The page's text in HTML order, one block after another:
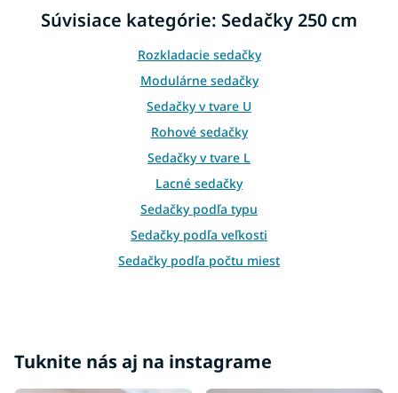
e
r
k
y
ý
p
s
u
i
e
Súvisiace kategórie: Sedačky 250 cm
Rozkladacie sedačky
Modulárne sedačky
Sedačky v tvare U
Rohové sedačky
Sedačky v tvare L
Lacné sedačky
Sedačky podľa typu
Sedačky podľa veľkosti
Sedačky podľa počtu miest
Sedačky podľa štýlu
Sedačky podľa účelu
Tuknite nás aj na instagrame